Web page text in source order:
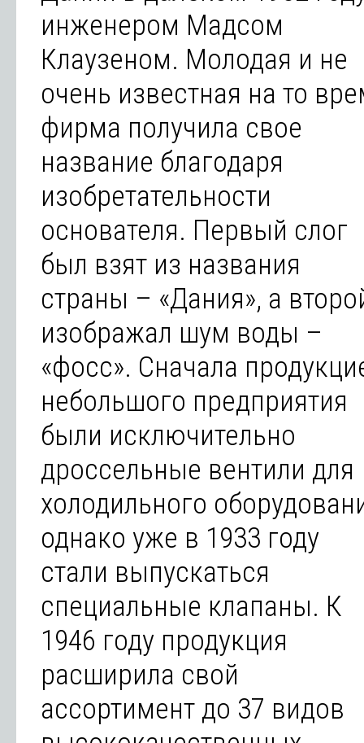
инженером Мадсом
Клаузеном. Молодая и не
очень известная на то
фирма получила свое
название благодаря
изобретательности
основателя. Первый слог
был взят из названия
страны – «Дания», а
изображал шум воды –
«фосс». Сначала
небольшого предприятия
были исключительно
дроссельные вентили для
холодильного
однако уже в 1933 году
стали выпускаться
специальные клапаны. К
1946 году продукция
расширила свой
ассортимент до 37 видов